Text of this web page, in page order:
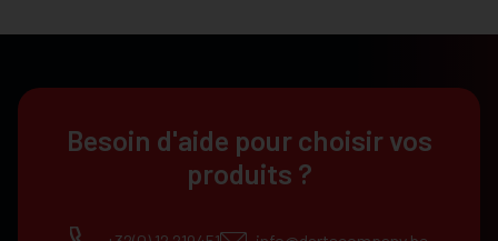
Besoin d'aide pour choisir vos
produits ?